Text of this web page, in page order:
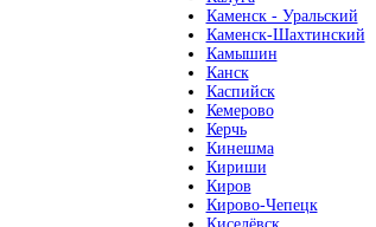
Каменск - Уральский
Каменск-Шахтинский
Камышин
Канск
Каспийск
Кемерово
Керчь
Кинешма
Кириши
Киров
Кирово-Чепецк